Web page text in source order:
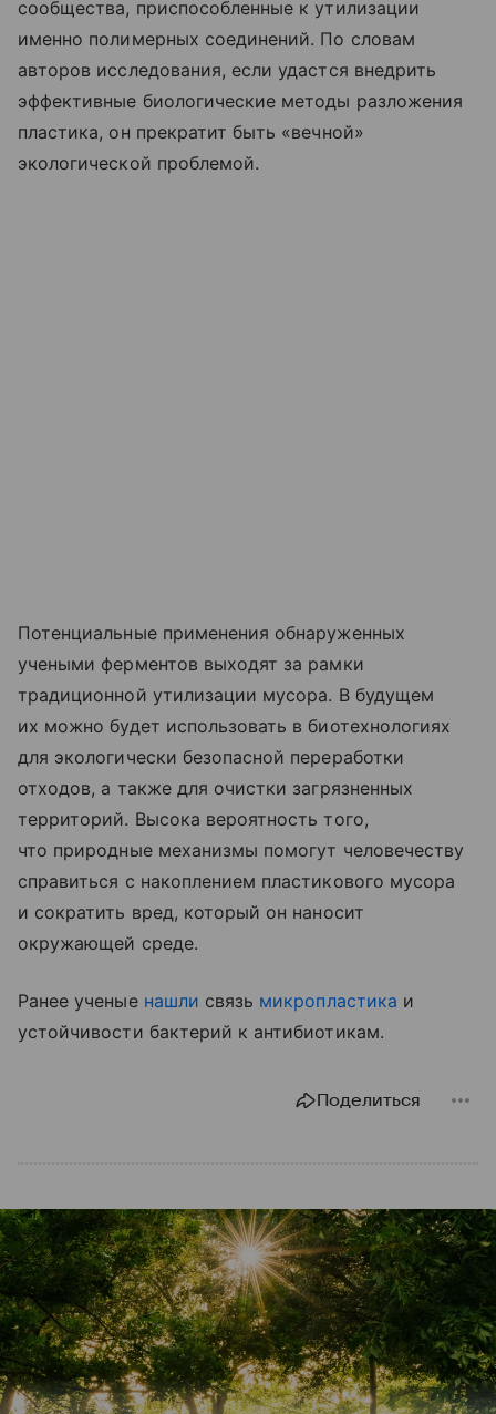
сообщества, приспособленные к утилизации
именно полимерных соединений. По словам
авторов исследования, если удастся внедрить
эффективные биологические методы разложения
пластика, он прекратит быть «вечной»
экологической проблемой.
Потенциальные применения обнаруженных
учеными ферментов выходят за рамки
традиционной утилизации мусора. В будущем
их можно будет использовать в биотехнологиях
для экологически безопасной переработки
отходов, а также для очистки загрязненных
территорий. Высока вероятность того,
что природные механизмы помогут человечеству
справиться с накоплением пластикового мусора
и сократить вред, который он наносит
окружающей среде.
Ранее ученые нашли связь микропластика и
устойчивости бактерий к антибиотикам.
Поделиться